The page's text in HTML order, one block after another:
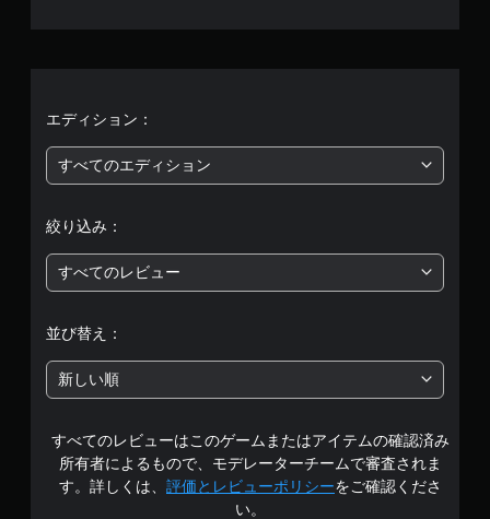
均
価
は
段
階
中
の
エディション：
すべてのエディション
絞り込み：
すべてのレビュー
並び替え：
新しい順
すべてのレビューはこのゲームまたはアイテムの確認済み
所有者によるもので、モデレーターチームで審査されま
す。詳しくは、 評価とレビューポリシーをご確認くださ
い。